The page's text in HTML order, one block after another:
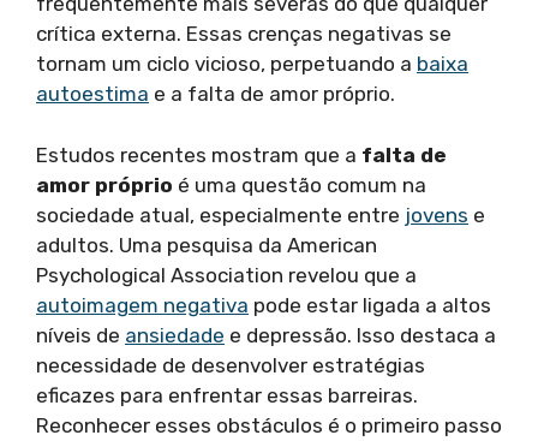
crítica externa. Essas crenças negativas se
tornam um ciclo vicioso, perpetuando a baixa
autoestima e a falta de amor próprio.
Estudos recentes mostram que a falta de
amor próprio é uma questão comum na
sociedade atual, especialmente entre jovens e
adultos. Uma pesquisa da American
Psychological Association revelou que a
autoimagem negativa pode estar ligada a altos
níveis de ansiedade e depressão. Isso destaca a
necessidade de desenvolver estratégias
eficazes para enfrentar essas barreiras.
Reconhecer esses obstáculos é o primeiro passo